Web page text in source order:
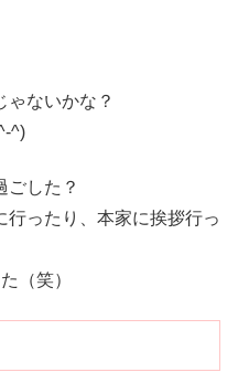
ゃないかな？
^)
ごした？
ったり、本家に挨拶行っ
（笑）